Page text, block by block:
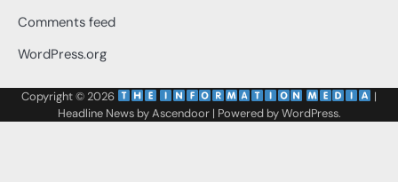
Comments feed
WordPress.org
Copyright © 2026
|
Headline News byAscendoor| Powered byWordPress.